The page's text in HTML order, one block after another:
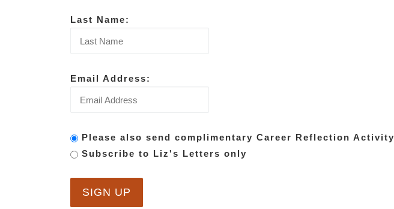
Last Name:
Email Address:
Please also send complimentary Career Reflection Activity
Subscribe to Liz's Letters only